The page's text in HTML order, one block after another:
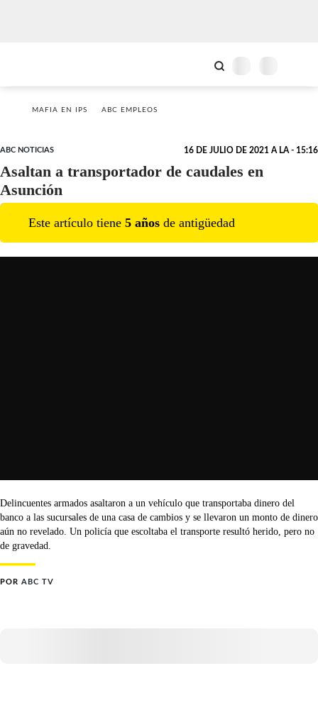
MAFIA EN IPS ABC EMPLEOS
ABC NOTICIAS 16 DE JULIO DE 2021 A LA - 15:16
Asaltan a transportador de caudales en
Asunción
Este artículo tiene 5 años de antigüedad
Delincuentes armados asaltaron a un vehículo que transportaba dinero del
banco a las sucursales de una casa de cambios y se llevaron un monto de dinero
aún no revelado. Un policía que escoltaba el transporte resultó herido, pero no
de gravedad.
POR ABC TV